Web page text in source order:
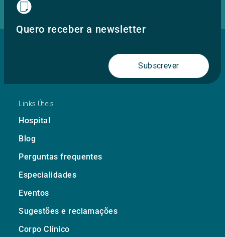
Quero receber a newsletter
Subscrever
Links Úteis
Hospital
Blog
Perguntas frequentes
Especialidades
Eventos
Sugestões e reclamações
Corpo Clínico